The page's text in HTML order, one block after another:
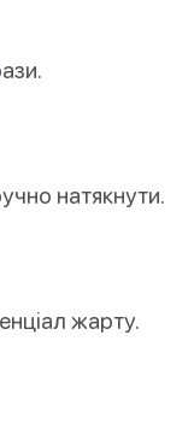
натякнути.
жарту.